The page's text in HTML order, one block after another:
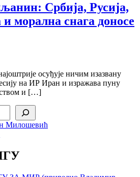
Србија, Русија,
морална снага доносе
осуђује ничим изазвану
на ИР Иран и изражава пуну
и […]